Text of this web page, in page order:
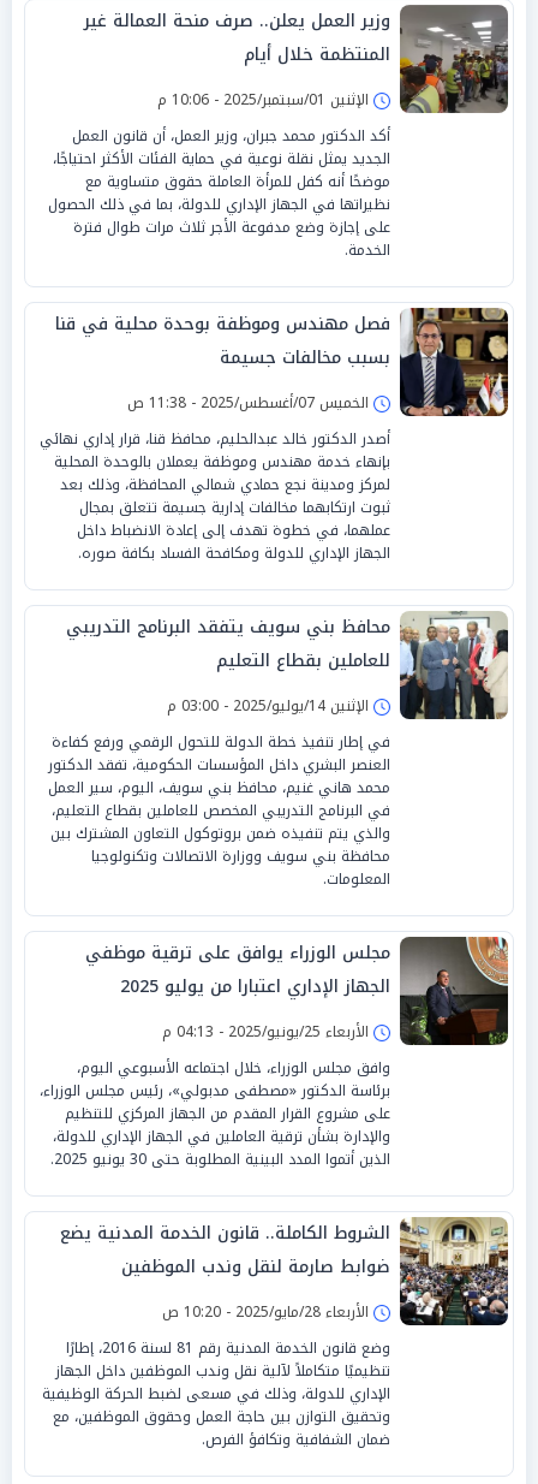
وزير العمل يعلن.. صرف منحة العمالة غير
المنتظمة خلال أيام
الإثنين 01/سبتمبر/2025 - 10:06 م
أكد الدكتور محمد جبران، وزير العمل، أن قانون العمل
الجديد يمثل نقلة نوعية في حماية الفئات الأكثر احتياجًا،
موضحًا أنه كفل للمرأة العاملة حقوق متساوية مع
نظيراتها في الجهاز الإداري للدولة، بما في ذلك الحصول
على إجازة وضع مدفوعة الأجر ثلاث مرات طوال فترة
الخدمة.
فصل مهندس وموظفة بوحدة محلية في قنا
بسبب مخالفات جسيمة
الخميس 07/أغسطس/2025 - 11:38 ص
أصدر الدكتور خالد عبدالحليم، محافظ قنا، قرار إداري نهائي
بإنهاء خدمة مهندس وموظفة يعملان بالوحدة المحلية
لمركز ومدينة نجع حمادي شمالي المحافظة، وذلك بعد
ثبوت ارتكابهما مخالفات إدارية جسيمة تتعلق بمجال
عملهما، في خطوة تهدف إلى إعادة الانضباط داخل
الجهاز الإداري للدولة ومكافحة الفساد بكافة صوره.
محافظ بني سويف يتفقد البرنامج التدريبي
للعاملين بقطاع التعليم
الإثنين 14/يوليو/2025 - 03:00 م
في إطار تنفيذ خطة الدولة للتحول الرقمي ورفع كفاءة
العنصر البشري داخل المؤسسات الحكومية، تفقد الدكتور
محمد هاني غنيم، محافظ بني سويف، اليوم، سير العمل
في البرنامج التدريبي المخصص للعاملين بقطاع التعليم،
والذي يتم تنفيذه ضمن بروتوكول التعاون المشترك بين
محافظة بني سويف ووزارة الاتصالات وتكنولوجيا
المعلومات.
مجلس الوزراء يوافق على ترقية موظفي
الجهاز الإداري اعتبارا من يوليو 2025
الأربعاء 25/يونيو/2025 - 04:13 م
وافق مجلس الوزراء، خلال اجتماعه الأسبوعي اليوم،
برئاسة الدكتور «مصطفى مدبولي»، رئيس مجلس الوزراء،
على مشروع القرار المقدم من الجهاز المركزي للتنظيم
والإدارة بشأن ترقية العاملين في الجهاز الإداري للدولة،
الذين أتموا المدد البينية المطلوبة حتى 30 يونيو 2025.
الشروط الكاملة.. قانون الخدمة المدنية يضع
ضوابط صارمة لنقل وندب الموظفين
الأربعاء 28/مايو/2025 - 10:20 ص
وضع قانون الخدمة المدنية رقم 81 لسنة 2016، إطارًا
تنظيميًا متكاملاً لآلية نقل وندب الموظفين داخل الجهاز
الإداري للدولة، وذلك في مسعى لضبط الحركة الوظيفية
وتحقيق التوازن بين حاجة العمل وحقوق الموظفين، مع
ضمان الشفافية وتكافؤ الفرص.